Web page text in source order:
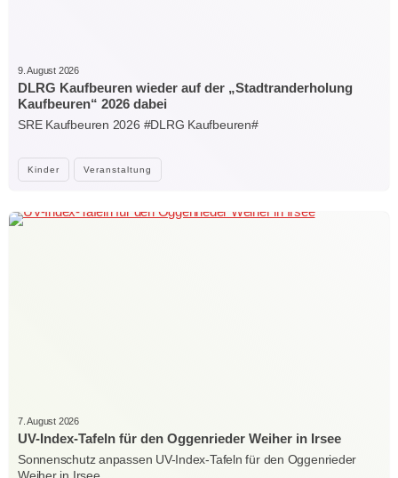
Kinder Veranstaltung
9. August 2026
DLRG Kaufbeuren wieder auf der „Stadtranderholung
Kaufbeuren“ 2026 dabei
SRE Kaufbeuren 2026 #DLRG Kaufbeuren#
7. August 2026
UV-Index-Tafeln für den Oggenrieder Weiher in Irsee
Sonnenschutz anpassen UV-Index-Tafeln für den Oggenrieder
Weiher in Irsee